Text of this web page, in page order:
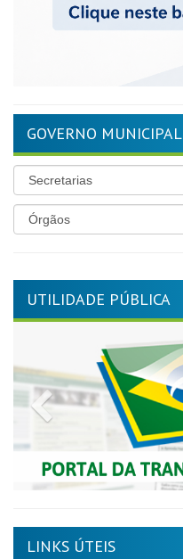
GOVERNO MUNICIPAL
UTILIDADE PÚBLICA
Previous
LINKS ÚTEIS